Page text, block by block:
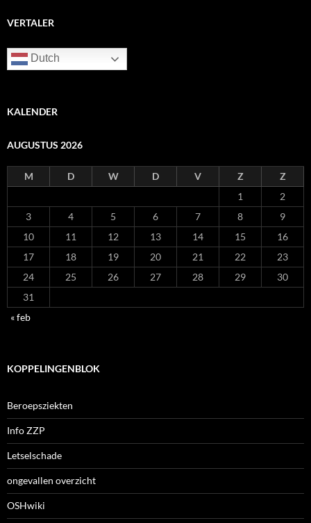
VERTALER
Dutch
KALENDER
AUGUSTUS 2026
M D W D V Z
Z
1
2
3
4 5 6 7 8
9
10
11 12 13 14 15
16
17
18 19 20 21 22
23
24
25 26 27 28 29
30
31
« feb
KOPPELINGENBLOK
Beroepsziekten
Info ZZP
Letselschade
ongevallen overzicht
OSHwiki